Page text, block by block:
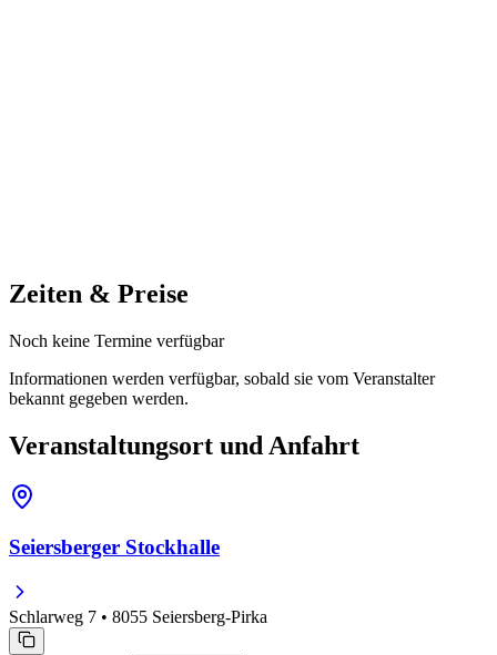
Zeiten & Preise
Noch keine Termine verfügbar
Informationen werden verfügbar, sobald sie vom Veranstalter
bekannt gegeben werden.
Veranstaltungsort und Anfahrt
Seiersberger Stockhalle
Schlarweg 7 • 8055 Seiersberg-Pirka